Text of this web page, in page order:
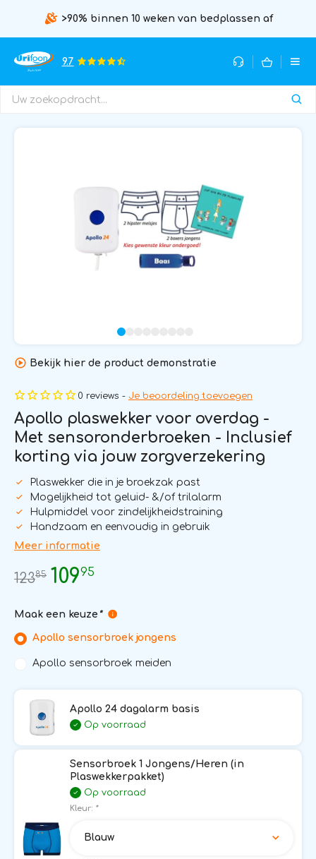
>90% binnen 10 weken van bedplassen af
9.7
Bekijk hier de product demonstratie
0 reviews - Je beoordeling toevoegen
Apollo plaswekker voor overdag -
Met sensoronderbroeken - Inclusief
korting via jouw zorgverzekering
Plaswekker die in je broekzak past
Mogelijkheid tot geluid- &/of trilalarm
Hulpmiddel voor zindelijkheidstraining
Handzaam en eenvoudig in gebruik
Meer informatie
12385 10995
Maak een keuze *
Apollo sensorbroek jongens
Apollo sensorbroek meiden
Apollo 24 dagalarm basis
Op voorraad
Sensorbroek 1 Jongens/Heren (in
Plaswekkerpakket)
Op voorraad
Kleur: *
Blauw